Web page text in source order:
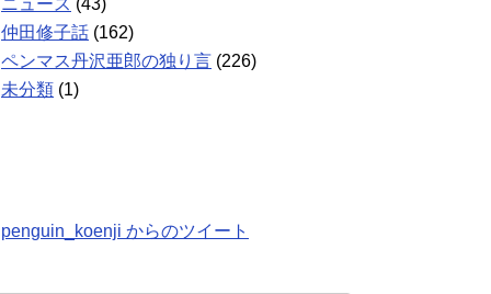
ニュース (43)
仲田修子話 (162)
ペンマス丹沢亜郎の独り言 (226)
未分類 (1)
からのツイート